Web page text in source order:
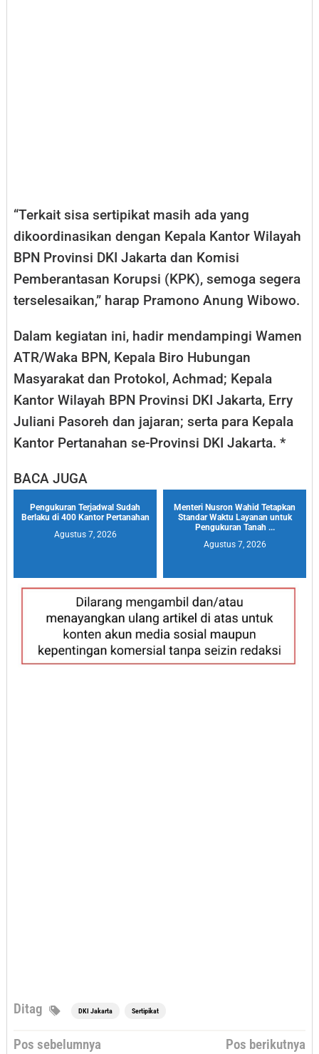
“Terkait sisa sertipikat masih ada yang
dikoordinasikan dengan Kepala Kantor Wilayah
BPN Provinsi DKI Jakarta dan Komisi
Pemberantasan Korupsi (KPK), semoga segera
terselesaikan,” harap Pramono Anung Wibowo.
Dalam kegiatan ini, hadir mendampingi Wamen
ATR/Waka BPN, Kepala Biro Hubungan
Masyarakat dan Protokol, Achmad; Kepala
Kantor Wilayah BPN Provinsi DKI Jakarta, Erry
Juliani Pasoreh dan jajaran; serta para Kepala
Kantor Pertanahan se-Provinsi DKI Jakarta. *
BACA JUGA
Pengukuran Terjadwal Sudah
Berlaku di 400 Kantor Pertanahan
Agustus 7, 2026
Menteri Nusron Wahid Tetapkan
Standar Waktu Layanan untuk
Pengukuran Tanah ...
Agustus 7, 2026
Ditag DKI Jakarta Sertipikat
Navigasi
Pos sebelumnya
Pos berikutnya